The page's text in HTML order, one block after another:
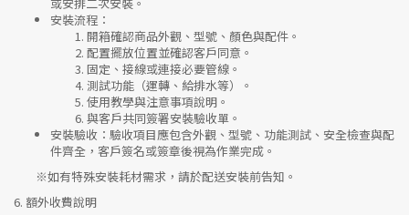
安裝流程 ：
開箱確認商品外觀、型號、顏色與配件。
配置擺放位置並確認客戶同意。
固定、接線或連接必要管線。
測試功能（運轉、給排水等）。
使用教學與注意事項說明。
與客戶共同簽署安裝驗收單。
安裝驗收 ：驗收項目應包含外觀、型號、功能測試、安全檢查與配
件齊全，客戶簽名或簽章後視為作業完成。
※如有特殊安裝耗材需求，請於配送安裝前告知。
6. 額外收費說明